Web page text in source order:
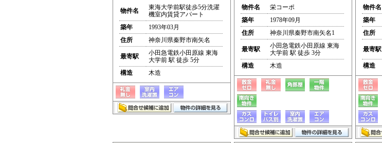
物件名
東海大学前駅徒歩5分洗濯
機室内賃貸アパート
築年
1993年03月
住所
神奈川県秦野市南矢名
最寄駅
小田急電鉄小田原線 東海
大学前 駅 徒歩 5分
構造
木造
物件名
栄コーポ
築年
1978年09月
住所
神奈川県秦野市南矢名1
最寄駅
小田急電鉄小田原線 東海
大学前 駅 徒歩 3分
構造
木造
物件名
築年
住所
最寄駅
構造